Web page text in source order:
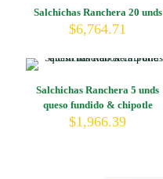
Salchichas Ranchera 20 unds
$6,764.71
Salchichas Ranchera 5 unds
queso fundido & chipotle
$1,966.39